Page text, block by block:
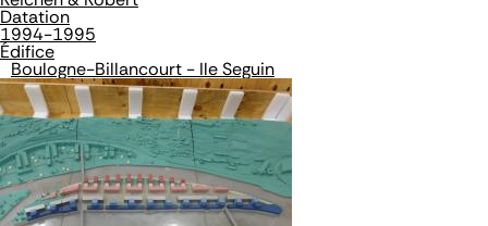
Datation
1994-1995
Édifice
Boulogne-Billancourt - Ile Seguin